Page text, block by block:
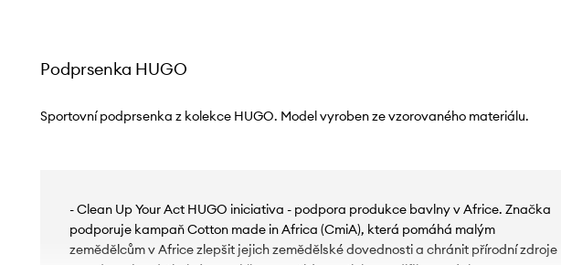
Podprsenka HUGO
Sportovní podprsenka z kolekce HUGO. Model vyroben ze vzorovaného materiálu.
- Clean Up Your Act HUGO iniciativa - podpora produkce bavlny v Africe. Značka
podporuje kampaň Cotton made in Africa (CmiA), která pomáhá malým
zemědělcům v Africe zlepšit jejich zemědělské dovednosti a chránit přírodní zdroje